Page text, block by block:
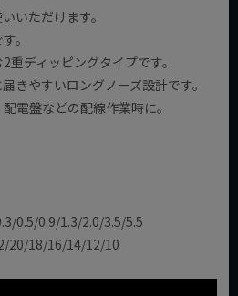
いただけます。
。
ディッピングタイプです。
きやすいロングノーズ設計です。
電盤などの配線作業時に。
0.5/0.9/1.3/2.0/3.5/5.5
20/18/16/14/12/10